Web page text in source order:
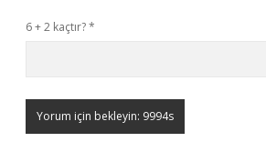
6 + 2 kaçtır?*